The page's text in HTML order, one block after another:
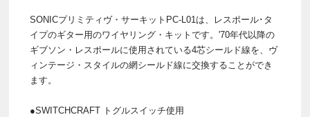
SONICプリミティヴ・サーキットPC-L01は、レスポール･タ
イプのギター用のワイヤリング・キットです。'70年代以降の
ギブソン・レスポールに使用されている4芯シールド線を、ヴ
ィンテージ・スタイルの網シールド線に交換することができ
ます。
●SWITCHCRAFT トグルスイッチ使用